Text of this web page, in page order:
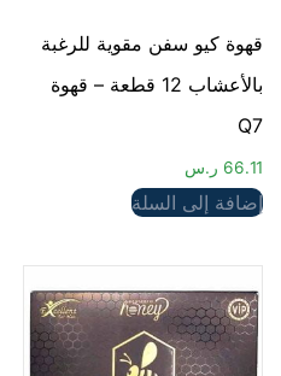
قهوة كيو سفن مقوية للرغبة
بالأعشاب 12 قطعة – قهوة
Q7
66.11 ر.س
إضافة إلى السلة